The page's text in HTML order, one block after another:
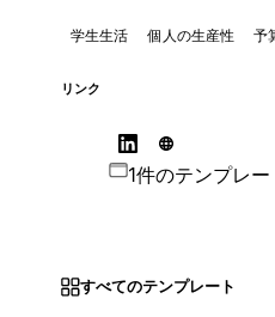
学生生活 個人の生産性 予
リンク
1件のテンプレー
すべてのテンプレート